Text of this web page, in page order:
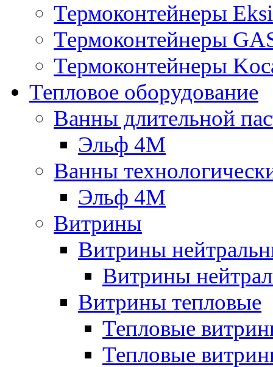
Термоконтейнеры Eksi
Термоконтейнеры
Термоконтейнеры
Тепловое оборудование
Ванны длительной
Эльф 4М
Ванны
Эльф 4М
Витрины
Витрины
Витрины
Витрины тепловые
Тепловые
Тепловые